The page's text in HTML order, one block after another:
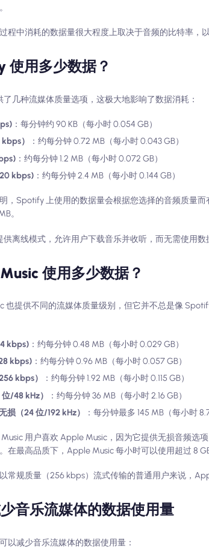
程中消耗的数据量很大程度上取决于音频的比特率，
使用多少数据？
几种流媒体质量选项，这极大地影响了数据消耗：
：每分钟约 90 KB（每小时 0.054 GB）
）
：约每分钟 0.72 MB（每小时 0.043 GB）
：约每分钟 1.2 MB（每小时 0.072 GB）
kbps) ：约每分钟 2.4 MB（每小时 0.144 GB）
，Spotify 上使用的数据量会根据您选择的音频质量
。
离线模式，允许用户下载音乐并收听，而无需使用
使用多少数据？
也提供不同的流媒体质量级别，但它并不总是像
kbps) ：约每分钟 0.48 MB（每小时 0.029 GB）
kbps) ：约每分钟 0.96 MB（每小时 0.057 GB）
kbps）
：约每分钟 1.92 MB（每小时 0.115 GB）
/48 kHz）
：约每分钟 36 MB（每小时 2.16 GB）
损（24 位/192 kHz）
：每分钟最多 145 MB（每小时 8.7
用户喜欢 Apple Music，因为它提供无损音频选
在最高品质下，Apple Music 每小时可以使用超过 8
常规质量（256 kbps）流式传输的普通用户来说，
音乐流媒体的数据使用量
以减少音乐流媒体的数据使用量：